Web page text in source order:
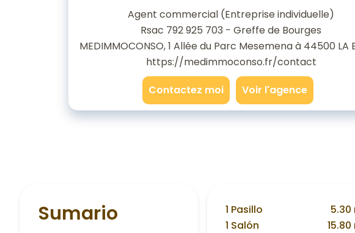
Agent commercial (Entreprise individuelle)
Rsac 792 925 703 - Greffe de Bourges
MEDIMMOCONSO, 1 Allée du Parc Mesemena à 44500 LA
https://medimmoconso.fr/contact
Contactez moi
Voir l'agence
Sumario 1 Pasillo
5.30
1 Salón
15.80